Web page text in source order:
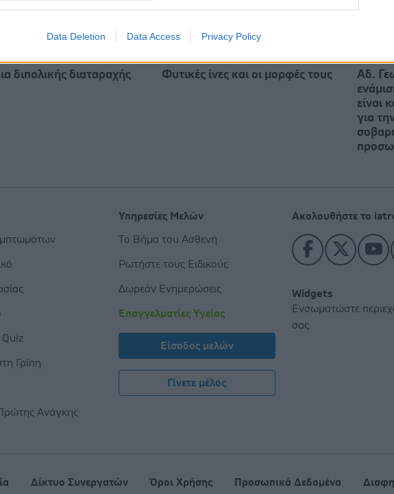
Data Deletion Data Access Privacy Policy
διπολικής διαταραχής Φυτικές ίνες και οι μορφές τους
Αδ.
είναι
για
Ακολουθήστε το
Widgets
Ενσωματώστε
σας
Quiz
Γρίπη
Ανάγκης
Υπηρεσίες Μελών
Το Βήμα του Ασθενή
Ρωτήστε τους Ειδικούς
Δωρεάν Ενημερώσεις
Επαγγελματίες Υγείας
Είσοδος μελών
Γίνετε μέλος
Δίκτυο Συνεργατών Όροι Χρήσης Προσωπικά Δεδομένα